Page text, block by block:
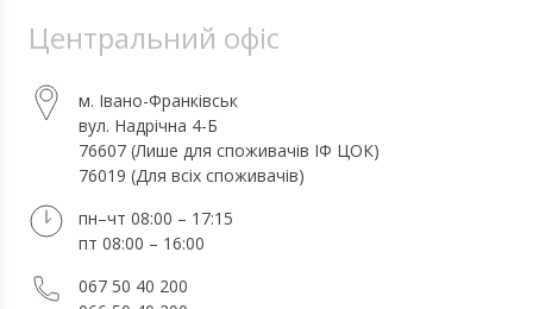
Центральний офіс
м. Івано-Франківськ
вул. Надрічна 4-Б
76607 (Лише для споживачів ІФ ЦОК)
76019 (Для всіх споживачів)
пн–чт 08:00 – 17:15
пт 08:00 – 16:00
067 50 40 200